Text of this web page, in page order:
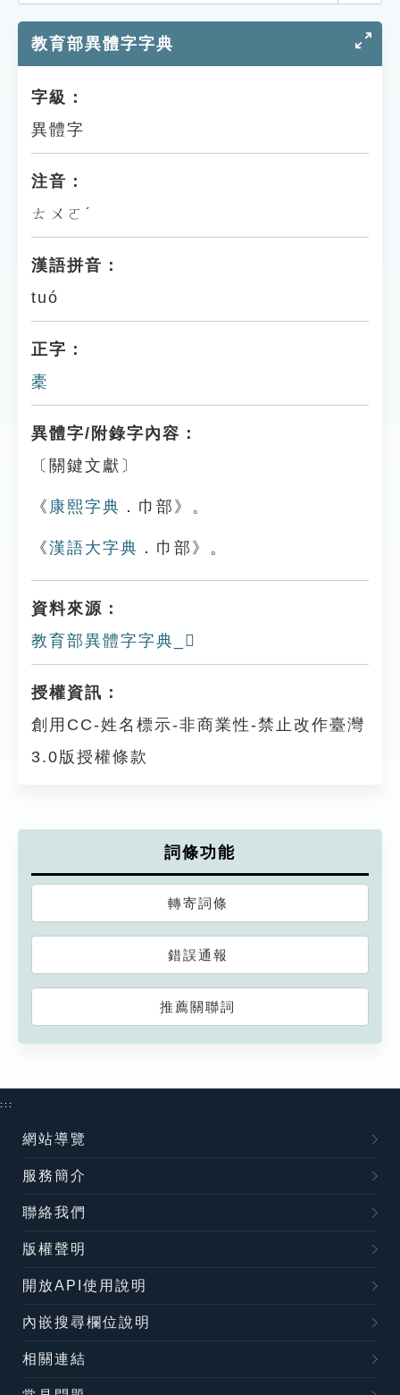
教學應用
貓頭鷹博士
教育部異體字字典
字級：
異體字
注音：
ㄊㄨㄛˊ
漢語拼音：
tuó
正字：
橐
異體字/附錄字內容：
〔關鍵文獻〕
《 康熙字典 ．巾部》。
《漢語大字典 ．巾部》。
資料來源：
教育部異體字字典_𢅍
授權資訊：
創用CC-姓名標示-非商業性-禁止改作臺灣
3.0版授權條款
詞條功能
轉寄詞條
錯誤通報
推薦關聯詞
:::
網站導覽
服務簡介
聯絡我們
版權聲明
開放API使用說明
內嵌搜尋欄位說明
相關連結